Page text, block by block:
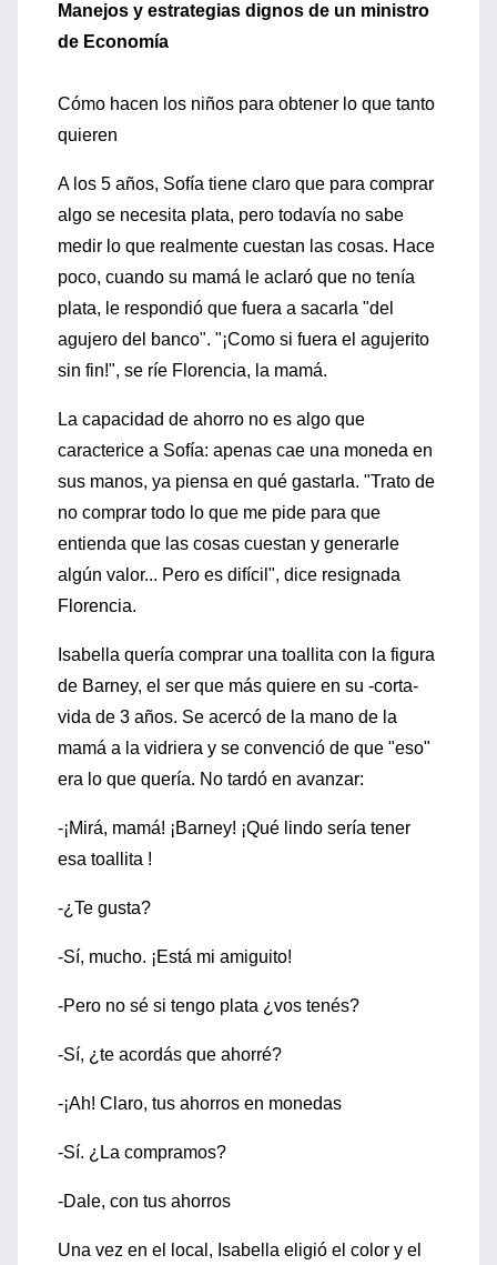
Manejos y estrategias dignos de un ministro
de Economía
Cómo hacen los niños para obtener lo que tanto
quieren
A los 5 años, Sofía tiene claro que para comprar
algo se necesita plata, pero todavía no sabe
medir lo que realmente cuestan las cosas. Hace
poco, cuando su mamá le aclaró que no tenía
plata, le respondió que fuera a sacarla "del
agujero del banco". "¡Como si fuera el agujerito
sin fin!", se ríe Florencia, la mamá.
La capacidad de ahorro no es algo que
caracterice a Sofía: apenas cae una moneda en
sus manos, ya piensa en qué gastarla. "Trato de
no comprar todo lo que me pide para que
entienda que las cosas cuestan y generarle
algún valor... Pero es difícil", dice resignada
Florencia.
Isabella quería comprar una toallita con la figura
de Barney, el ser que más quiere en su -corta-
vida de 3 años. Se acercó de la mano de la
mamá a la vidriera y se convenció de que "eso"
era lo que quería. No tardó en avanzar:
-¡Mirá, mamá! ¡Barney! ¡Qué lindo sería tener
esa toallita !
-¿Te gusta?
-Sí, mucho. ¡Está mi amiguito!
-Pero no sé si tengo plata ¿vos tenés?
-Sí, ¿te acordás que ahorré?
-¡Ah! Claro, tus ahorros en monedas
-Sí. ¿La compramos?
-Dale, con tus ahorros
Una vez en el local, Isabella eligió el color y el